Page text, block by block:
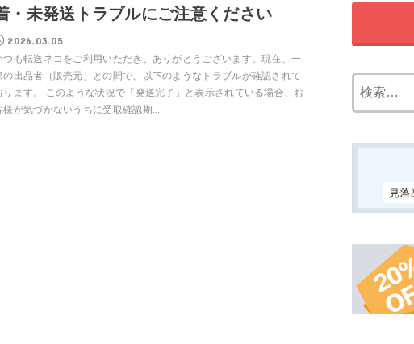
・未発送トラブルにご注意ください
2026.03.05
つも転送ネコをご利用いただき、ありがとうございます。現在、一
の出品者（販売元）との間で、以下のようなトラブルが確認されて
ります。 このような状況で「発送完了」と表示されている場合、お
様が気づかないうちに受取確認期...